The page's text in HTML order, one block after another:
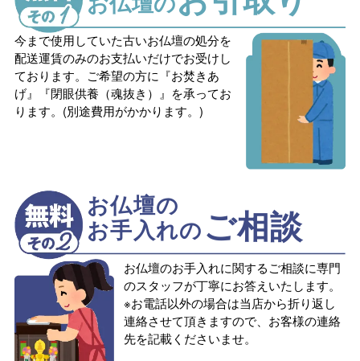
今まで使用していた古いお仏壇の処分を
配送運賃のみのお支払いだけでお受けし
ております。ご希望の方に『お焚きあ
げ』『閉眼供養（魂抜き）』を承ってお
ります。(別途費用がかかります。)
お仏壇の
お手入れの ご相談
お仏壇のお手入れに関するご相談に専門
のスタッフが丁寧にお答えいたします。
※お電話以外の場合は当店から折り返し
連絡させて頂きますので、お客様の連絡
先を記載くださいませ。